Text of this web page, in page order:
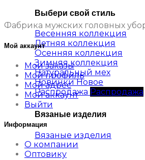
Выбери свой стиль
Весенняя коллекция
Летняя коллекция
Осенняя коллекция
Зимняя коллекция
Натуральный мех
Новинки
Распродажа
Вязаные изделия
Вязаные изделия
Фабрика мужских головных
Мой аккаунт
Мои заказы
Мой профиль
Мой адрес
Мой аккаунт
Выйти
Информация
О компании
Оптовику